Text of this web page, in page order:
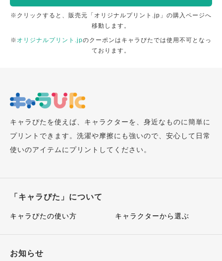
※クリックすると、販売元「オリジナルプリント.jp」の購入ページへ
移動します。
※ オリジナルプリント.jpのクーポンはキャラぴたでは使用不可となっ
ております。
キャラぴたを使えば、キャラクターを、身近なものに簡単に
プリントできます。洗濯や摩擦にも強いので、安心して日常
使いのアイテムにプリントしてください。
「キャラぴた」について
キャラぴたの使い方 キャラクターから選ぶ
お知らせ